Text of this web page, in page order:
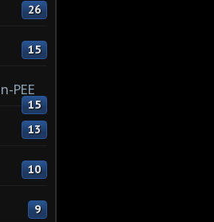
26
15
PEE
15
13
10
9